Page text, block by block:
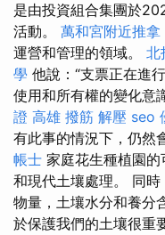
是由投資組合集團於
活動。 萬和宮附近推拿
運營和管理的領域。 北
學 他說：“支票正在進
使用和所有權的變化意
證 高雄 撥筋 解壓 seo
有此事的情況下，仍然
帳士 家庭花生種植園
和現代土壤處理。 同
物量，土壤水分和養分
於保護我們的土壤很重